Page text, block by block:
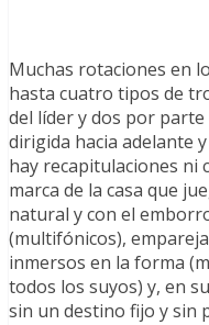
Muchas rotaciones en
hasta cuatro tipos de
del líder y dos por parte
dirigida hacia adelante
hay recapitulaciones ni
marca de la casa que
natural y con el
(multifónicos),
inmersos en la forma
todos los suyos) y, en
sin un destino fijo y sin